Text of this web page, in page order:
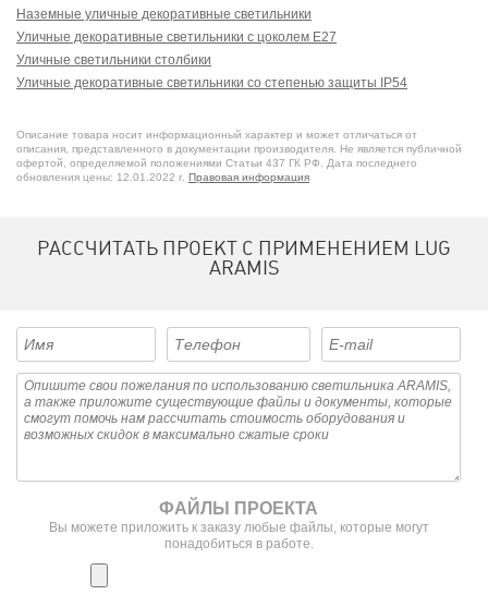
Наземные уличные декоративные светильники
Уличные декоративные светильники с цоколем E27
Уличные светильники столбики
Уличные декоративные светильники со степенью защиты IP54
Описание товара носит информационный характер и может отличаться от
описания, представленного в документации производителя. Не является публичной
офертой, определяемой положениями Статьи 437 ГК РФ. Дата последнего
обновления цены: 12.01.2022 г. Правовая информация
РАССЧИТАТЬ ПРОЕКТ С ПРИМЕНЕНИЕМ LUG
ARAMIS
ФАЙЛЫ ПРОЕКТА
Вы можете приложить к заказу любые файлы, которые могут
понадобиться в работе.